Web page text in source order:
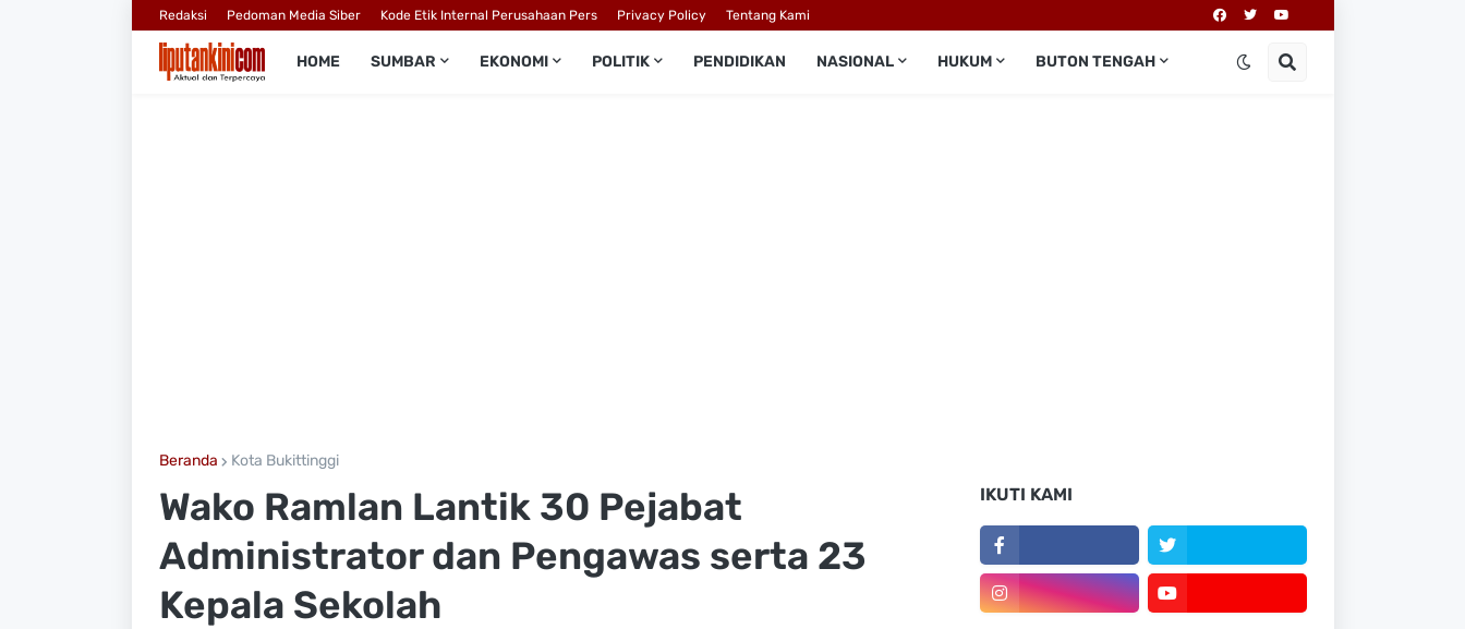
Redaksi Pedoman Media Siber Kode Etik Internal Perusahaan Pers Privacy Policy Tentang Kami
HOME SUMBAR EKONOMI POLITIK PENDIDIKAN NASIONAL HUKUM BUTON TENGAH
Beranda Kota Bukittinggi
Wako Ramlan Lantik 30 Pejabat
Administrator dan Pengawas serta 23
Kepala Sekolah
IKUTI KAMI